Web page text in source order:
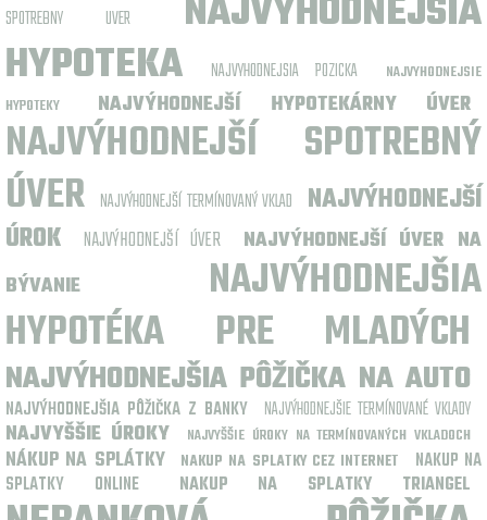
SPOTREBNY UVER
NAJVYHODNEJSIA
HYPOTEKA
NAJVYHODNEJSIA POZICKA
NAJVYHODNEJSIE
HYPOTEKY
NAJVÝHODNEJŠÍ HYPOTEKÁRNY ÚVER
NAJVÝHODNEJŠÍ SPOTREBNÝ
ÚVER NAJVÝHODNEJŠÍ TERMÍNOVANÝ VKLAD
NAJVÝHODNEJŠÍ
ÚROK
NAJVÝHODNEJŠÍ ÚVER
NAJVÝHODNEJŠÍ ÚVER NA
BÝVANIE
NAJVÝHODNEJŠIA
HYPOTÉKA PRE MLADÝCH
NAJVÝHODNEJŠIA PÔŽIČKA NA AUTO
NAJVÝHODNEJŠIA PÔŽIČKA Z BANKY NAJVÝHODNEJŠIE TERMÍNOVANÉ VKLADY
NAJVYŠŠIE ÚROKY NAJVYŠŠIE ÚROKY NA TERMÍNOVANÝCH VKLADOCH
NÁKUP NA SPLÁTKY NAKUP NA SPLATKY CEZ INTERNET
NAKUP NA
SPLATKY ONLINE
NAKUP NA SPLATKY TRIANGEL